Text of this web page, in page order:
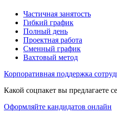
Частичная занятость
Гибкий график
Полный день
Проектная работа
Сменный график
Вахтовый метод
Корпоративная поддержка
Какой соцпакет вы предлагаете
Оформляйте кандидатов онлайн